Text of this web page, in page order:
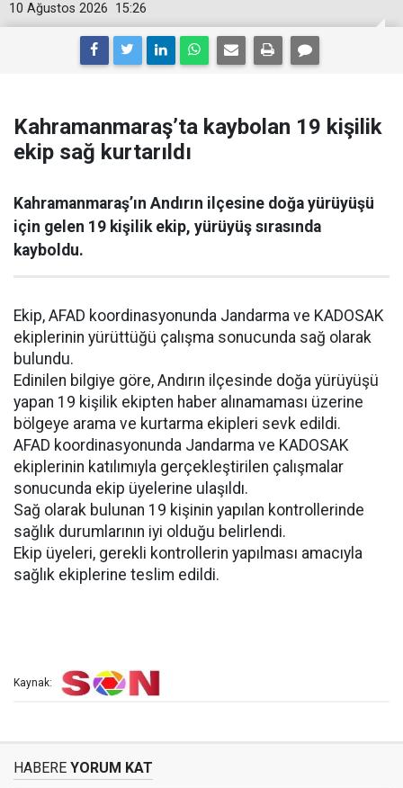
15:26
10 Ağustos 2026
Kahramanmaraş’ta kaybolan 19 kişilik
ekip sağ kurtarıldı
Kahramanmaraş’ın Andırın ilçesine doğa yürüyüşü
için gelen 19 kişilik ekip, yürüyüş sırasında
kayboldu.
Ekip, AFAD koordinasyonunda Jandarma ve KADOSAK
ekiplerinin yürüttüğü çalışma sonucunda sağ olarak
bulundu.
Edinilen bilgiye göre, Andırın ilçesinde doğa yürüyüşü
yapan 19 kişilik ekipten haber alınamaması üzerine
bölgeye arama ve kurtarma ekipleri sevk edildi.
AFAD koordinasyonunda Jandarma ve KADOSAK
ekiplerinin katılımıyla gerçekleştirilen çalışmalar
sonucunda ekip üyelerine ulaşıldı.
Sağ olarak bulunan 19 kişinin yapılan kontrollerinde
sağlık durumlarının iyi olduğu belirlendi.
Ekip üyeleri, gerekli kontrollerin yapılması amacıyla
sağlık ekiplerine teslim edildi.
Kaynak:
HABERE YORUM KAT